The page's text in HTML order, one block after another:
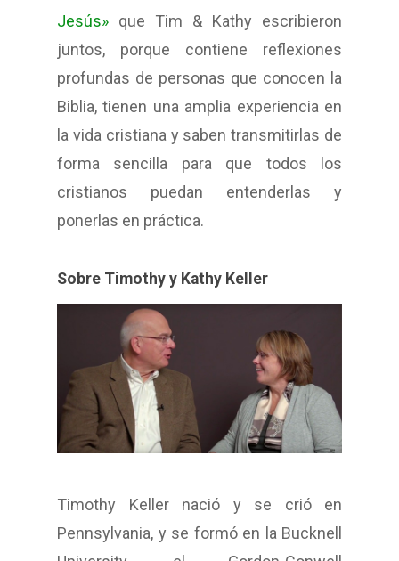
Jesús» que Tim & Kathy escribieron
juntos, porque contiene reflexiones
profundas de personas que conocen la
Biblia, tienen una amplia experiencia en
la vida cristiana y saben transmitirlas de
forma sencilla para que todos los
cristianos puedan entenderlas y
ponerlas en práctica.
Sobre Timothy y Kathy Keller
Timothy Keller nació y se crió en
Pennsylvania, y se formó en la Bucknell